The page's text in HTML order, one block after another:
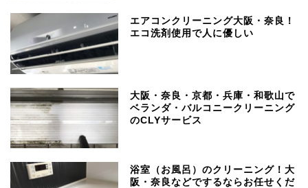
エアコンクリーニング大阪・奈良！
エコ洗剤使用で人に優しい
大阪・奈良・京都・兵庫・和歌山で
ベランダ・バルコニークリーニング
のCLYサービス
浴室（お風呂）のクリーニング！大
阪・奈良などでするならお任せくだ